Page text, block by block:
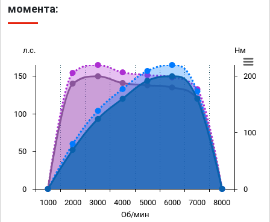
момента:
Об/мин
л.с. Нм
1000 2000 3000 4000 5000 6000 7000 8000
0
50
100
150
0
100
200